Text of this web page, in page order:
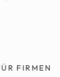
FIRMEN